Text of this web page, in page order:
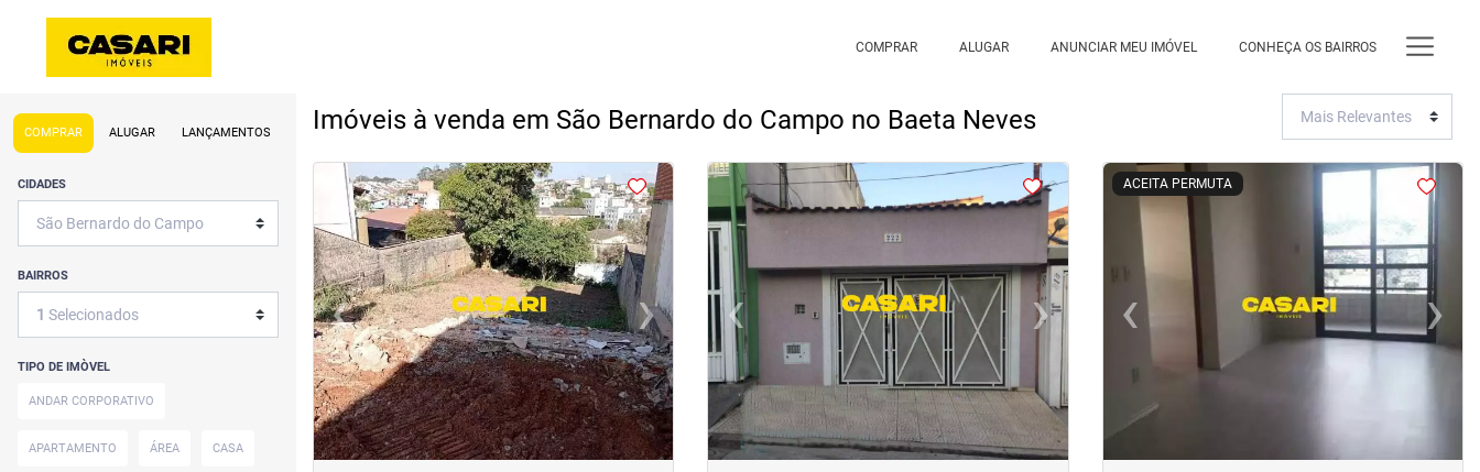
COMPRAR ALUGAR ANUNCIAR MEU IMÓVEL CONHEÇA OS BAIRROS
COMPRAR ALUGAR LANÇAMENTOS
CIDADES
BAIRROS
1 Selecionados
TIPO DE IMÒVEL
ANDAR CORPORATIVO
APARTAMENTO ÁREA CASA
Imóveis à venda em São Bernardo do Campo no Baeta Neves
‹Previous ›Next
<< <
‹Previous ›
Next
ACEITA PERMUTA
< <<<
‹Previous ›Next